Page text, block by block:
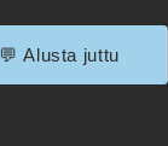
💬 Alusta juttu